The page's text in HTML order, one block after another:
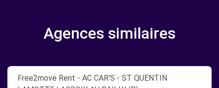
Agences similaires
Free2move Rent - AC CAR'S - ST QUENTIN